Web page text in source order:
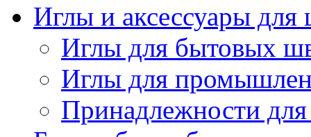
Иглы и аксессуары
Иглы для бытовых
Иглы для
Принадлежности